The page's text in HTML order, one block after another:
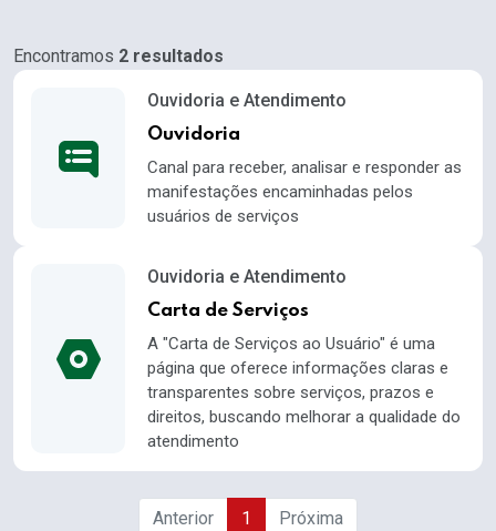
Encontramos 2 resultados
Ouvidoria e Atendimento
Ouvidoria
Canal para receber, analisar e responder as
manifestações encaminhadas pelos
usuários de serviços
Ouvidoria e Atendimento
Carta de Serviços
A "Carta de Serviços ao Usuário" é uma
página que oferece informações claras e
transparentes sobre serviços, prazos e
direitos, buscando melhorar a qualidade do
atendimento
Anterior 1 Próxima